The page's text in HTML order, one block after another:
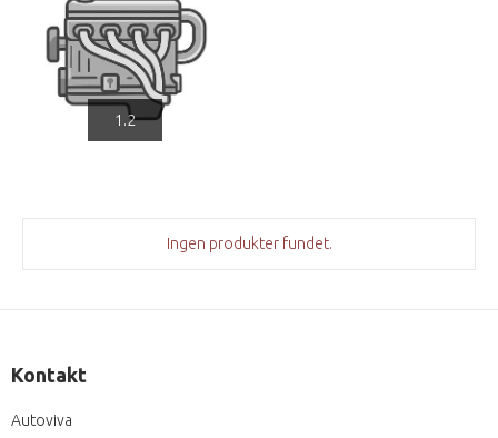
1.2
Ingen produkter fundet.
Kontakt
Autoviva